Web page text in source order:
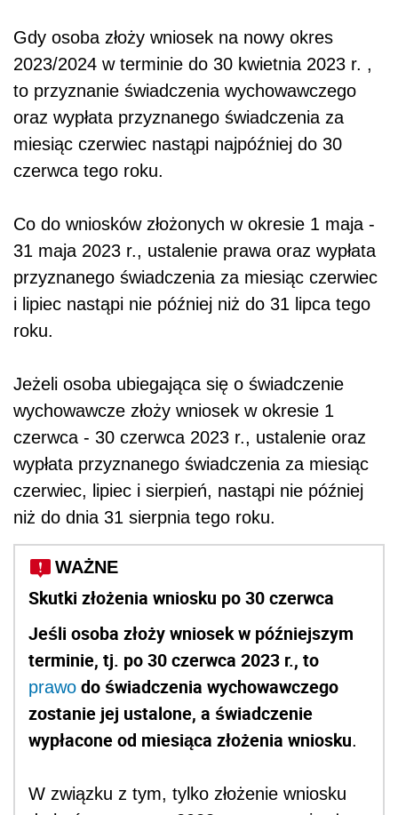
Gdy osoba złoży wniosek na nowy okres
2023/2024 w terminie do 30 kwietnia 2023 r. ,
to przyznanie świadczenia wychowawczego
oraz wypłata przyznanego świadczenia za
miesiąc czerwiec nastąpi najpóźniej do 30
czerwca tego roku.
Co do wniosków złożonych w okresie 1 maja -
31 maja 2023 r., ustalenie prawa oraz wypłata
przyznanego świadczenia za miesiąc czerwiec
i lipiec nastąpi nie później niż do 31 lipca tego
roku.
Jeżeli osoba ubiegająca się o świadczenie
wychowawcze złoży wniosek w okresie 1
czerwca - 30 czerwca 2023 r., ustalenie oraz
wypłata przyznanego świadczenia za miesiąc
czerwiec, lipiec i sierpień, nastąpi nie później
niż do dnia 31 sierpnia tego roku.
WAŻNE
Skutki złożenia wniosku po 30 czerwca
Jeśli osoba złoży wniosek w późniejszym
terminie, tj. po 30 czerwca 2023 r., to
prawo do świadczenia wychowawczego
zostanie jej ustalone, a świadczenie
wypłacone od miesiąca złożenia wniosku.
W związku z tym, tylko złożenie wniosku